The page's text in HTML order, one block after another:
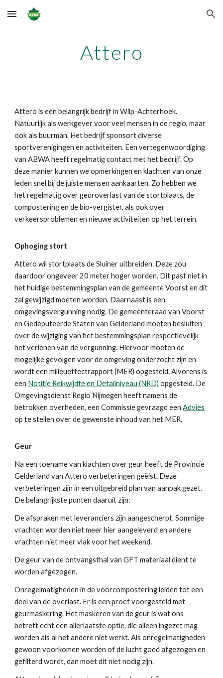
Skip to main content Skip to navigation
Attero
Attero is een belangrijk bedrijf in Wilp-Achterhoek.
Natuurlijk als werkgever voor veel mensen in de regio, maar
ook als buurman. Het bedrijf sponsort diverse
sportverenigingen en activiteiten. Een vertegenwoordiging
van ABWA heeft regelmatig contact met het bedrijf. Op
deze manier kunnen we opmerkingen en klachten van onze
leden snel bij de juiste mensen aankaarten. Zo hebben we
het regelmatig over geuroverlast van de stortplaats, de
compostering en de bio-vergister, als ook over
verkeersproblemen en nieuwe activiteiten op het terrein.
Ophoging stort
Attero wil stortplaats de Sluiner uitbreiden. Deze zou
daardoor ongeveer 20 meter hoger worden. Dit past niet in
het huidige bestemmingsplan van de gemeente Voorst en dit
zal gewijzigd moeten worden. Daarnaast is een
omgevingsvergunning nodig. De gemeenteraad van Voorst
en Gedeputeerde Staten van Gelderland moeten besluiten
over de wijziging van het bestemmingsplan respectievelijk
het verlenen van de vergunning. Hiervoor moeten de
mogelijke gevolgen voor de omgeving onderzocht zijn en
wordt een milieueffectrapport (MER) opgesteld. Alvorens is
een Notitie Reikwijdte en Detailniveau (NRD) opgesteld. De
Omgevingsdienst Regio Nijmegen heeft namens de
betrokken overheden, een Commissie gevraagd eenAdvies
op te stellen over de gewenste inhoud van het MER.
Geur
Na een toename van klachten over geur heeft de Provincie
Gelderland van Attero verbeteringen geëist. Deze
verbeteringen zijn in een uitgebreid plan van aanpak gezet.
De belangrijkste punten daaruit zijn:
De afspraken met leveranciers zijn aangescherpt. Sommige
vrachten worden niet meer hier aangeleverd en andere
vrachten niet meer vlak voor het weekend.
De geur van de ontvangsthal van GFT materiaal dient te
worden afgezogen.
Onregelmatigheden in de voorcompostering leiden tot een
deel van de overlast. Er is een proef voorgesteld met
geurmaskering. Het maskeren van de geur is wat ons
betreft echt een allerlaatste optie, die alleen ingezet mag
worden als al het andere niet werkt. Als onregelmatigheden
gewoon voorkomen worden of de lucht goed afgezogen en
gefilterd wordt, dan moet dit niet nodig zijn.